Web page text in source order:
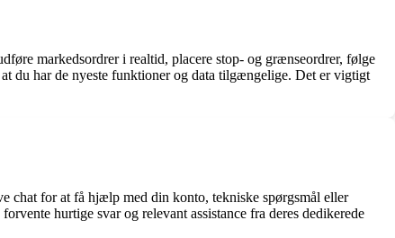
markedsordrer i realtid, placere stop- og grænseordrer, følge
du har de nyeste funktioner og data tilgængelige. Det er vigtigt
chat for at få hjælp med din konto, tekniske spørgsmål eller
hurtige svar og relevant assistance fra deres dedikerede